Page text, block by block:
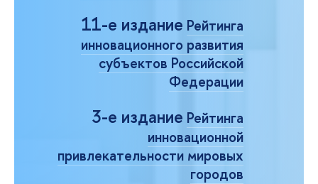
11-е издание Рейтинга
инновационного развития
субъектов Российской
Федерации
3-е издание Рейтинга
инновационной
привлекательности мировых
городов